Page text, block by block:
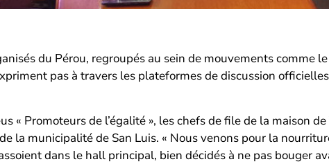
du Pérou, regroupés au sein de mouvements comme
pas à travers les plateformes de discussion
« Promoteurs de l’égalité », les chefs de file de la maison
la municipalité de San Luis. « Nous venons pour la
dans le hall principal, bien décidés à ne pas bouger